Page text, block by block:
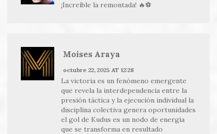
¡Increíble la remontada! 🔥⚽️
Moises Araya
octubre 22, 2025 AT 12:28
La victoria es un fenómeno emergente
que revela la interdependencia entre la
presión táctica y la ejecución individual la
disciplina colectiva genera oportunidades
el gol de Kudus es un nodo de energía
que se transforma en resultado